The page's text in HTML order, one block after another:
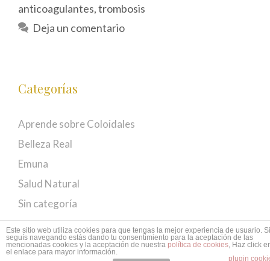
anticoagulantes,trombosis
Deja un comentario
Categorías
Aprende sobre Coloidales
Belleza Real
Emuna
Salud Natural
Sin categoría
© 2026 EMUNÁ• Creado con
Este sitio web utiliza cookies para que tengas la mejor experiencia de usuario. Si
seguís navegando estás dando tu consentimiento para la aceptación de las
mencionadas cookies y la aceptación de nuestra política de cookies, Haz click
el enlace para mayor información.
plugin